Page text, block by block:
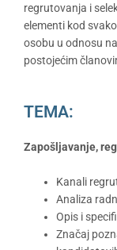
regrutovanja i
elementi kod
osobu u odnosu
postojećim
TEMA:
Zapošljavanje,
Kanali
Analiza
Opis i
Značaj